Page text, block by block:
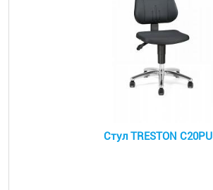
Стул TRESTON C20PU